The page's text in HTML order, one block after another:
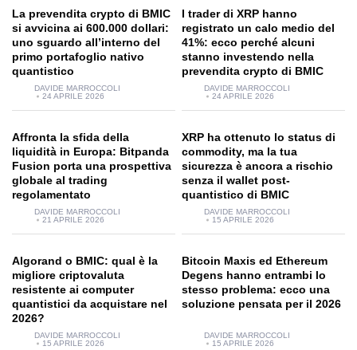
La prevendita crypto di BMIC
si avvicina ai 600.000 dollari:
uno sguardo all’interno del
primo portafoglio nativo
quantistico
DAVIDE MARROCCOLI
24 APRILE 2026
I trader di XRP hanno
registrato un calo medio del
41%: ecco perché alcuni
stanno investendo nella
prevendita crypto di BMIC
DAVIDE MARROCCOLI
24 APRILE 2026
Affronta la sfida della
liquidità in Europa: Bitpanda
Fusion porta una prospettiva
globale al trading
regolamentato
DAVIDE MARROCCOLI
21 APRILE 2026
XRP ha ottenuto lo status di
commodity, ma la tua
sicurezza è ancora a rischio
senza il wallet post-
quantistico di BMIC
DAVIDE MARROCCOLI
15 APRILE 2026
Algorand o BMIC: qual è la
migliore criptovaluta
resistente ai computer
quantistici da acquistare nel
2026?
DAVIDE MARROCCOLI
15 APRILE 2026
Bitcoin Maxis ed Ethereum
Degens hanno entrambi lo
stesso problema: ecco una
soluzione pensata per il 2026
DAVIDE MARROCCOLI
15 APRILE 2026